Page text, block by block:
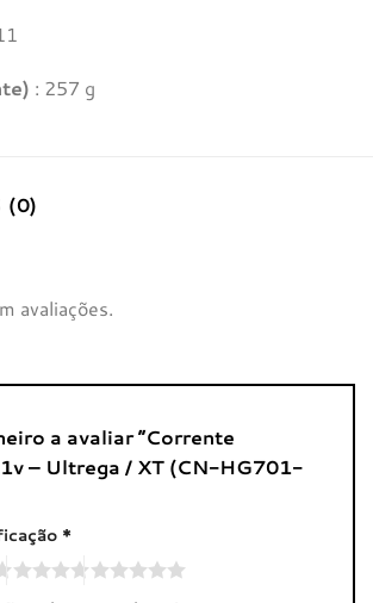
: 257 g
(0)
avaliações.
a avaliar “Corrente
– Ultrega / XT (CN-HG701-
*